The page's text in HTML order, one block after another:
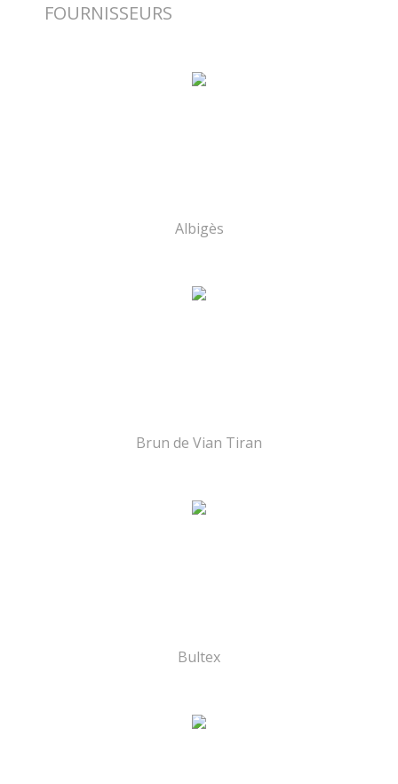
FOURNISSEURS
Albigès
Brun de Vian Tiran
Bultex